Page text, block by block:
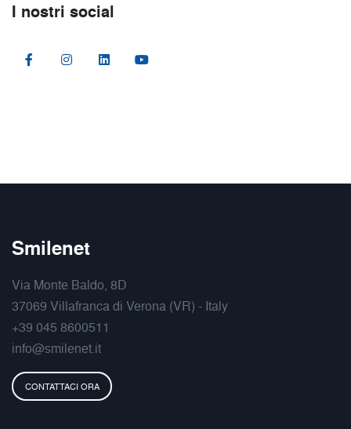
I nostri social
Smilenet
Via Monte Baldo, 8D
37069 Villafranca di Verona (VR) - Italy
+39 045 8600511
info@smilenet.it
CONTATTACI ORA